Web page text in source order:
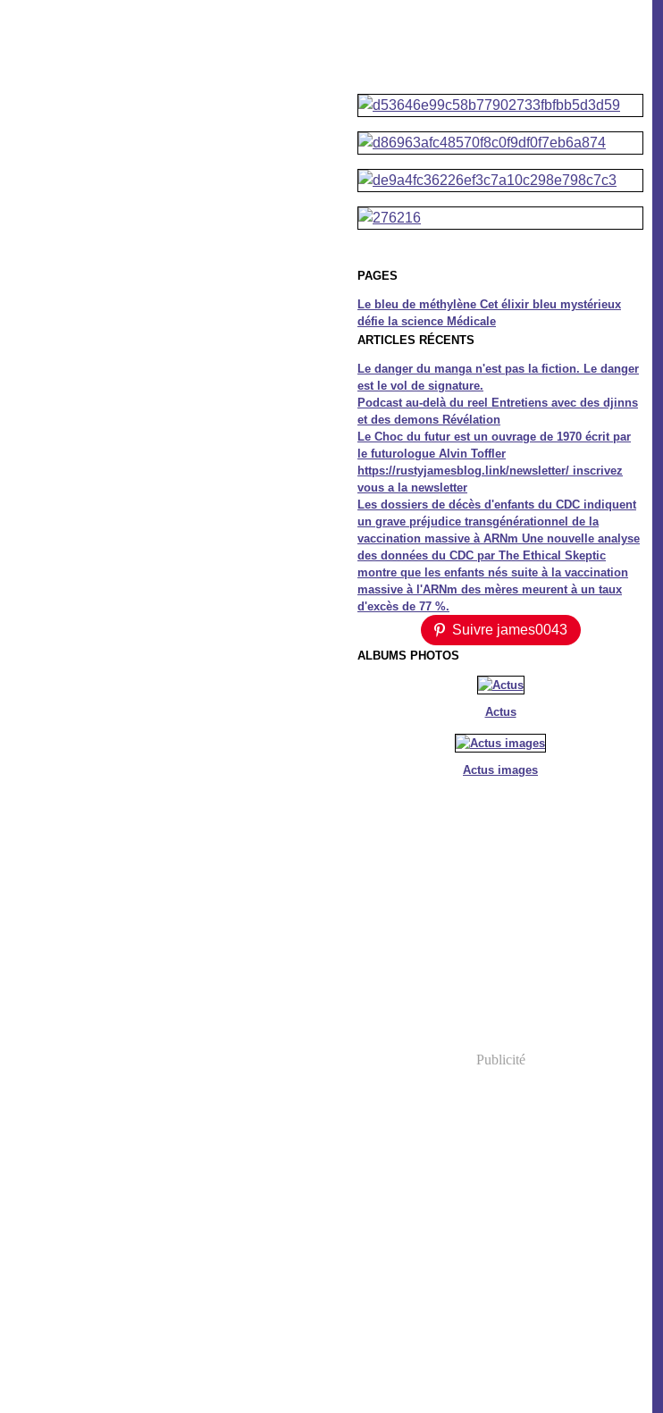
PAGES
Le bleu de méthylène Cet élixir bleu mystérieux
défie la science Médicale
ARTICLES RÉCENTS
Le danger du manga n'est pas la fiction. Le danger
est le vol de signature.
Podcast au-delà du reel Entretiens avec des djinns
et des demons Révélation
Le Choc du futur est un ouvrage de 1970 écrit par
le futurologue Alvin Toffler
https://rustyjamesblog.link/newsletter/ inscrivez
vous a la newsletter
Les dossiers de décès d'enfants du CDC indiquent
un grave préjudice transgénérationnel de la
vaccination massive à ARNm Une nouvelle analyse
des données du CDC par The Ethical Skeptic
montre que les enfants nés suite à la vaccination
massive à l'ARNm des mères meurent à un taux
d'excès de 77 %.
Suivre james0043
ALBUMS PHOTOS
Actus
Actus images
Publicité